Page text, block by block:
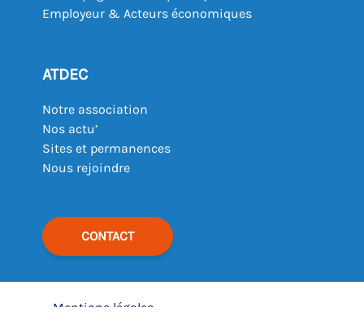
Employeur & Acteurs économiques
ATDEC
Notre association
Nos actu’
Sites et permanences
Nous rejoindre
CONTACT
Mentions légales